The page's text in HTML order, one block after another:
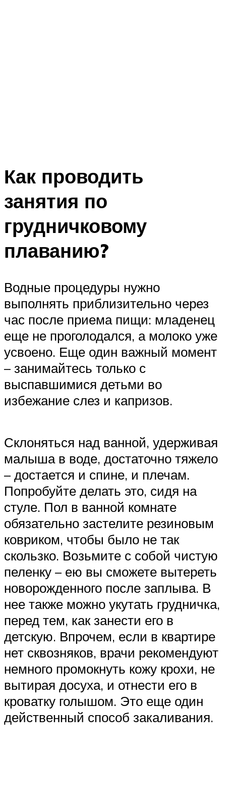
Как проводить
занятия по
грудничковому
плаванию?
Водные процедуры нужно
выполнять приблизительно через
час после приема пищи: младенец
еще не проголодался, а молоко уже
усвоено. Еще один важный момент
– занимайтесь только с
выспавшимися детьми во
избежание слез и капризов.
Склоняться над ванной, удерживая
малыша в воде, достаточно тяжело
– достается и спине, и плечам.
Попробуйте делать это, сидя на
стуле. Пол в ванной комнате
обязательно застелите резиновым
ковриком, чтобы было не так
скользко. Возьмите с собой чистую
пеленку – ею вы сможете вытереть
новорожденного после заплыва. В
нее также можно укутать грудничка,
перед тем, как занести его в
детскую. Впрочем, если в квартире
нет сквозняков, врачи рекомендуют
немного промокнуть кожу крохи, не
вытирая досуха, и отнести его в
кроватку голышом. Это еще один
действенный способ закаливания.